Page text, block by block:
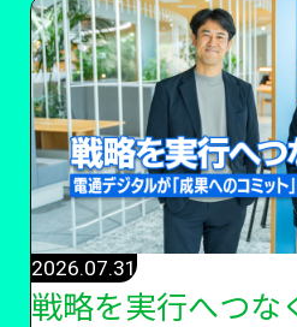
戦略を実行へつな
2026.07.31